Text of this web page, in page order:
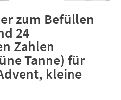
zum Befüllen
24
Zahlen
Tanne) für
kleine